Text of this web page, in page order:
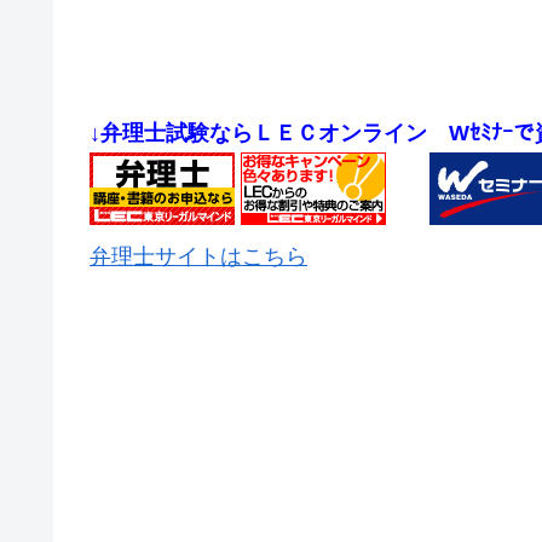
↓弁理士試験ならＬＥＣオンライン Wｾﾐﾅｰ
弁理士サイトはこちら